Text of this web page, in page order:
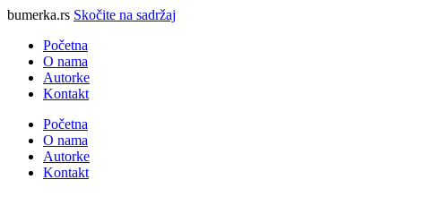
bumerka.rs Skočite na sadržaj
Početna
O nama
Autorke
Kontakt
Početna
O nama
Autorke
Kontakt